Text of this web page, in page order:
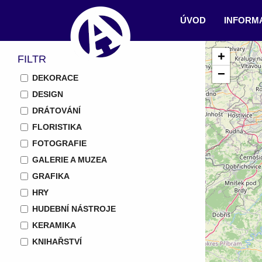
ÚVOD
FILTR
DEKORACE
DESIGN
DRÁTOVÁNÍ
FLORISTIKA
FOTOGRAFIE
GALERIE A MUZEA
GRAFIKA
HRY
HUDEBNÍ NÁSTROJE
KERAMIKA
KNIHAŘSTVÍ
+
−